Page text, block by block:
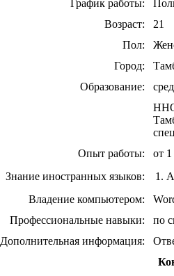
График работы:
Возраст:
21
Пол:
Город:
Образование:
Опыт работы:
от 1
Знание иностранных языков:
1.
Владение компьютером:
Профессиональные навыки:
по
Дополнительная информация: